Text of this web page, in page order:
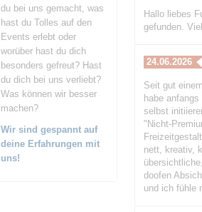
du bei uns gemacht, was
hast du Tolles auf den
Events erlebt oder
worüber hast du dich
besonders gefreut? Hast
du dich bei uns verliebt?
Was können wir besser
machen?
Wir sind gespannt auf
deine Erfahrungen mit
uns!
Hallo liebes
gefunden.
24.06.2026
Seit gut
habe
selbst
"Nicht-
nett, kreativ,
doofen
und ich fühle